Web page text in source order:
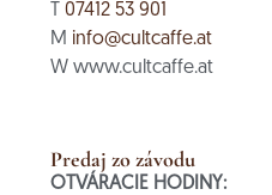
T07412 53 901
M info@cultcaffe.at
W www.cultcaffe.at
Predaj zo závodu
OTVÁRACIE HODINY: